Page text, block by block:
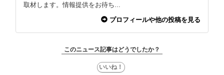
取材します。情報提供をお待ち...
プロフィールや他の投稿を見る
このニュース記事はどうでしたか？